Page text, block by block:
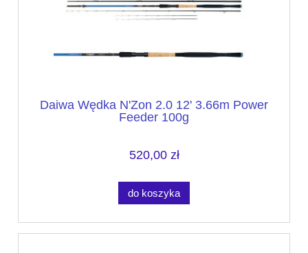
Daiwa Wędka N'Zon 2.0 12' 3.66m Power
Feeder 100g
520,00 zł
do koszyka